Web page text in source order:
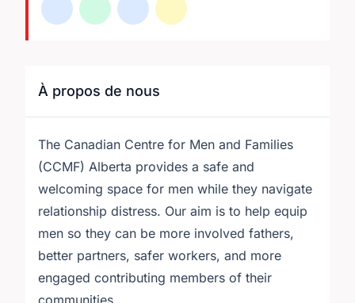
À propos de nous
The Canadian Centre for Men and Families
(CCMF) Alberta provides a safe and
welcoming space for men while they navigate
relationship distress. Our aim is to help equip
men so they can be more involved fathers,
better partners, safer workers, and more
engaged contributing members of their
communities.